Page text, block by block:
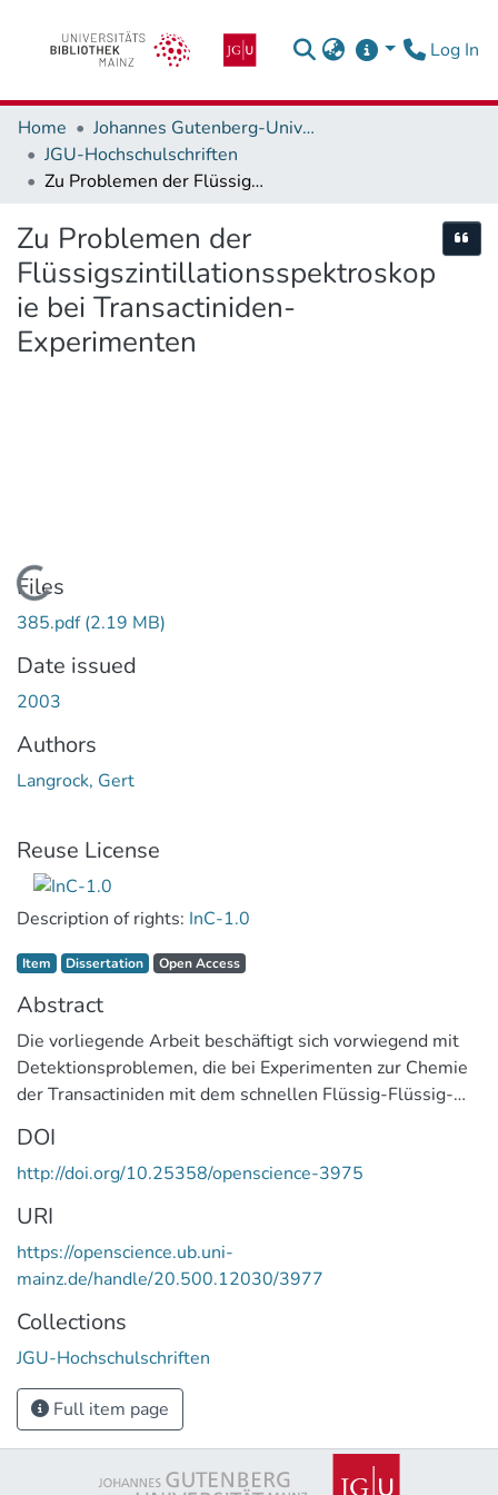
Log In
Home
Johannes Gutenberg-Universität Mainz
JGU-Hochschulschriften
Zu Problemen der Flüssigszintillationsspektroskopie bei Transactiniden-Experimenten
Zu Problemen der
Flüssigszintillationsspektroskop
ie bei Transactiniden-
Experimenten
Loading...
Files
385.pdf(2.19 MB)
Date issued
2003
Authors
Langrock, Gert
Reuse License
Description of rights: InC-1.0
Item type:
Item, Dissertation Access status:
Open Access,
Abstract
Die vorliegende Arbeit beschäftigt sich vorwiegend mit
Detektionsproblemen, die bei Experimenten zur Chemie
der Transactiniden mit dem schnellen Flüssig-Flüssig-
Experimenten wird als Detektionsmethode die
Flüssigszintillationsspektroskopie (LSC) eingesetzt. Es
werden Szintillationspulse registriert, die für das
verursachende Teilchen charakteristische Formen zeigen,
die unterschieden werden müssen.
Am Beispiel der Auswertung des SISAK-Experimentes
zur Chemie des Rutherfordiums vom November 1998
wurde gezeigt, dass es mit den herkömmlichen Verfahren
zur Pulsformdiskriminierung nicht möglich ist, die aus
dem
Zerfall der Transactiniden stammenden alpha-Ereignisse
der in erster Linie von beta/gamma-Teilchen,
DOI
http://doi.org/10.25358/openscience-3975
URI
https://openscience.ub.uni-
mainz.de/handle/20.500.12030/3977
Collections
JGU-Hochschulschriften
Full item page